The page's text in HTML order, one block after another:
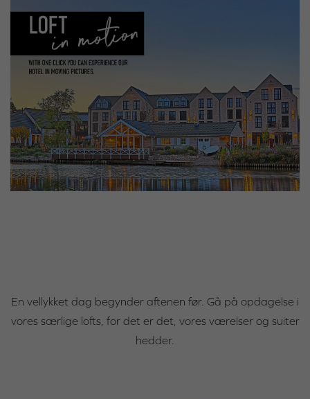
En vellykket dag begynder aftenen før. Gå på opdagelse i
vores særlige lofts, for det er det, vores værelser og suiter
hedder.